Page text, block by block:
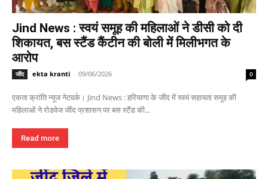
Jind News : स्वयं समूह की महिलाओं ने डीसी को दी
शिकायत, बस स्टैंड कैंटीन की बोली में मिलीभगत के
आरोप
जींद ekta kranti - 09/06/2026 0
एकता क्रांति न्यूज नेटवर्क। Jind News : हरियाणा के जींद में स्वयं सहायता समूह की
महिलाओं ने रोडवेज जींद प्रशासन पर बस स्टैंड की...
Read more